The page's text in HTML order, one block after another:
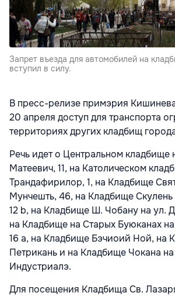
Запрет въезда для автомобилей на
вступил в силу.
В пресс-релизе примэрия Кишинева
20 апреля доступ для транспорта
территориях других кладбищ
Речь идет о Центральном кладбище
Матеевич, 11, на Католическом
Трандафирилор, 1, на Кладбище
Мунчешть, 46, на Кладбище
12 b, на Кладбище Ш. Чобану на ул.
на Кладбище на Старых Буюканах
16 а, на Кладбище Бэчиоий Ной, на
Петрикань и на Кладбище Чокана на
Индустриалэ.
Для посещения Кладбища Св.